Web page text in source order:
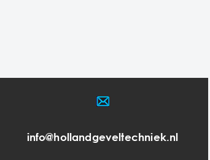
info@hollandgeveltechniek.nl